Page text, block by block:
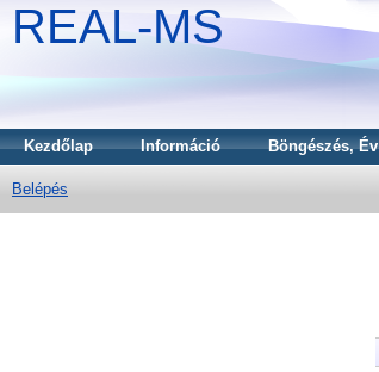
REAL-MS
Kezdőlap Információ Böngészés, Év
Belépés